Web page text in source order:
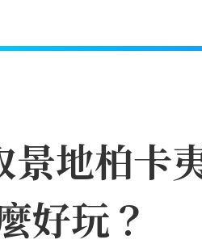
地柏卡
好玩？